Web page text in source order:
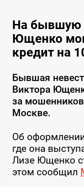
На бывшую
Ющенко
кредит на
Бывшая
Виктора
за
Москве.
Об
где она
Лизе Ющенко
этом сообщил